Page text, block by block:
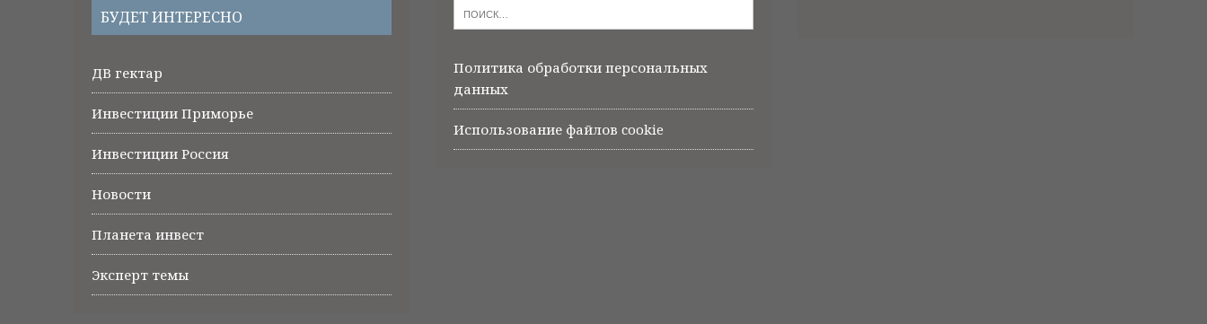
БУДЕТ ИНТЕРЕСНО
ДВ гектар
Инвестиции Приморье
Инвестиции Россия
Новости
Планета инвест
Эксперт темы
Политика обработки персональных
данных
Использование файлов cookie